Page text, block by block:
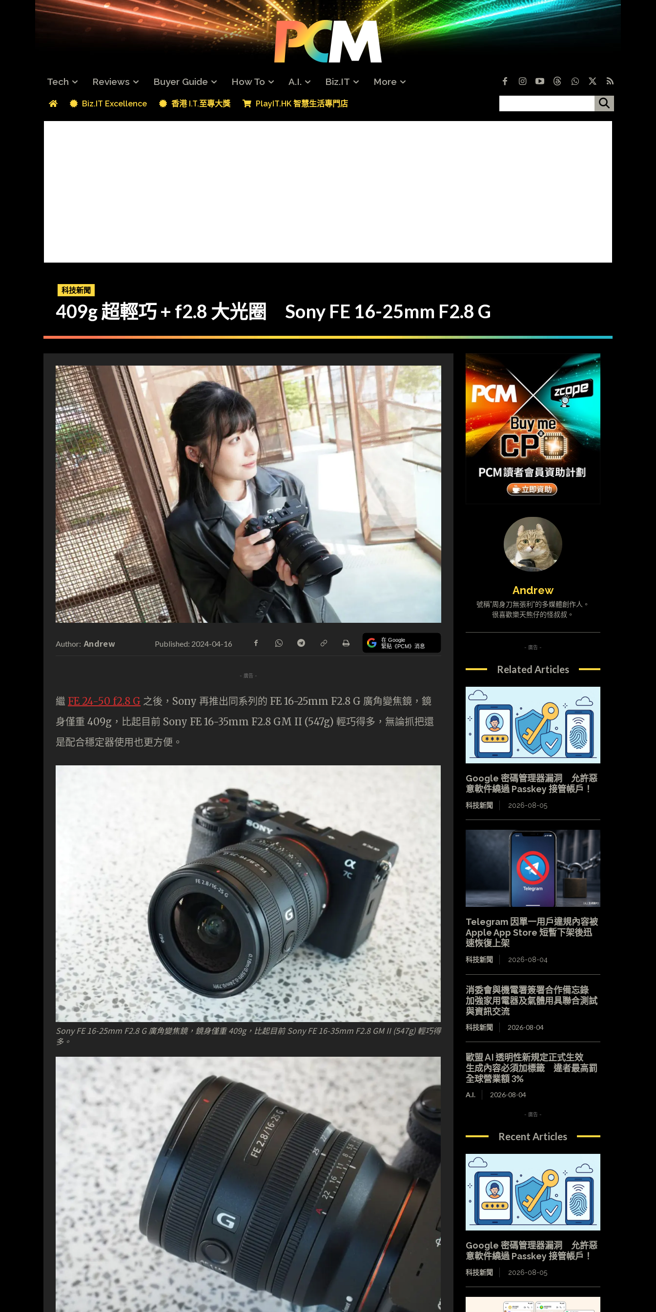
Tech Reviews Buyer Guide How To A.I. Biz.IT More
Biz.IT Excellence 香港 I.T.至專大獎 PlayIT.HK 智慧生活專門店
科技新聞
409g 超輕巧 + f2.8 大光圈 Sony FE 16-25mm F2.8 G
Author: Andrew Published: 2024-04-16 在 Google
緊貼《PCM》消息
- 廣告 -
繼 FE 24-50 f2.8 G 之後，Sony 再推出同系列的 FE 16-25mm F2.8 G 廣角變焦鏡，鏡
身僅重 409g，比起目前 Sony FE 16-35mm F2.8 GM II (547g) 輕巧得多，無論抓把還
是配合穩定器使用也更方便。
Sony FE 16-25mm F2.8 G 廣角變焦鏡，鏡身僅重 409g，比起目前 Sony FE 16-35mm F2.8 GM II (547g) 輕巧得
多。
Andrew
號稱"周身刀無張利"的多媒體創作人。
很喜歡樂天熊仔的怪叔叔。
- 廣告 -
Related Articles
Google 密碼管理器漏洞 允許惡
意軟件繞過 Passkey 接管帳戶！
科技新聞 2026-08-05
Telegram 因單一用戶違規內容被
Apple App Store 短暫下架後迅
速恢復上架
科技新聞 2026-08-04
消委會與機電署簽署合作備忘錄
加強家用電器及氣體用具聯合測試
與資訊交流
科技新聞 2026-08-04
歐盟 AI 透明性新規定正式生效
生成內容必須加標籤 違者最高罰
全球營業額 3%
A.I. 2026-08-04
- 廣告 -
Recent Articles
Google 密碼管理器漏洞 允許惡
意軟件繞過 Passkey 接管帳戶！
科技新聞 2026-08-05